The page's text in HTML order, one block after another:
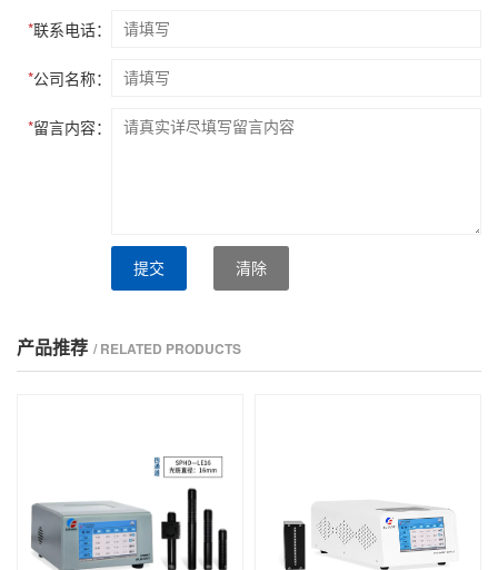
*联系电话：
*公司名称：
*留言内容：
提交 清除
产品推荐 / RELATED PRODUCTS